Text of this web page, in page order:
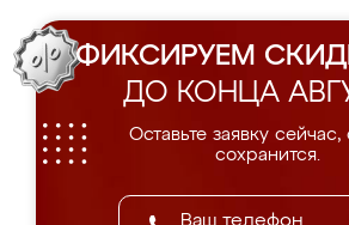
ФИКСИРУЕМ
ДО КОНЦА
Оставьте заявку сейчас,
сохранится.